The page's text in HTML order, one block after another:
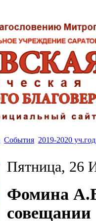
События 2019-2020 уч.год
Пятница, 26
Фомина
совещании